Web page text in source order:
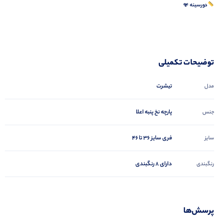
دورسینه ۹۴
توضیحات تکمیلی
مدل تیشرت
جنس پارچه نخ پنبه اعلا
سایز فری سایز ۳۶ تا ۴۶
رنگبندی دارای 8 رنگبندی
پرسش‌ها